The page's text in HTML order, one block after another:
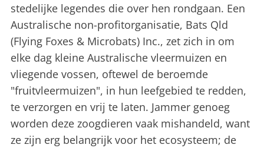
stedelijke legendes die over hen rondgaan. Een
Australische non-profitorganisatie, Bats Qld
(Flying Foxes & Microbats) Inc., zet zich in om
elke dag kleine Australische vleermuizen en
vliegende vossen, oftewel de beroemde
"fruitvleermuizen", in hun leefgebied te redden,
te verzorgen en vrij te laten. Jammer genoeg
worden deze zoogdieren vaak mishandeld, want
ze zijn erg belangrijk voor het ecosysteem; de